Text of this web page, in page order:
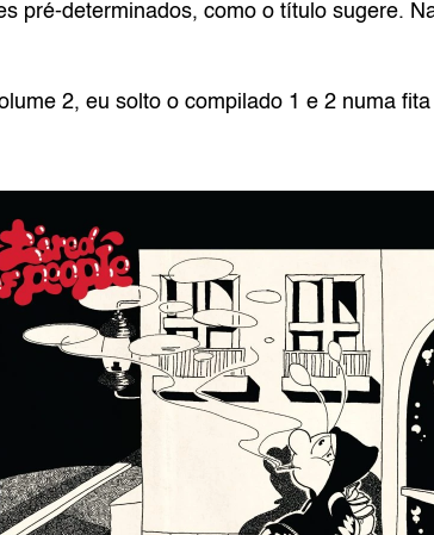
pré-determinados, como o título sugere.
2, eu solto o compilado 1 e 2 numa